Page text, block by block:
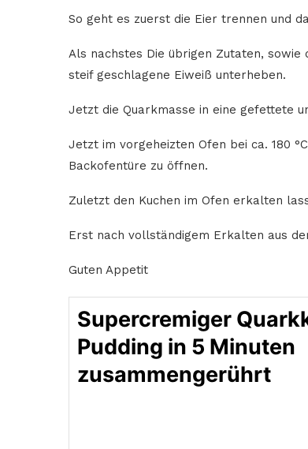
So geht es zuerst die Eier trennen und
Als nachstes Die übrigen Zutaten, sowie
steif geschlagene Eiweiß unterheben.
Jetzt die Quarkmasse in eine gefettete
Jetzt im vorgeheizten Ofen bei ca. 180
Backofentüre zu öffnen.
Zuletzt den Kuchen im Ofen erkalten
Erst nach vollständigem Erkalten aus
Guten Appetit
Supercremiger
Pudding in 5 Minuten
zusammengerührt